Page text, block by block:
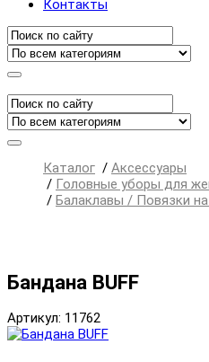
Контакты
Каталог / Аксессуары
/ Головные уборы для
/ Балаклавы / Повязки на
Бандана BUFF
Артикул: 11762